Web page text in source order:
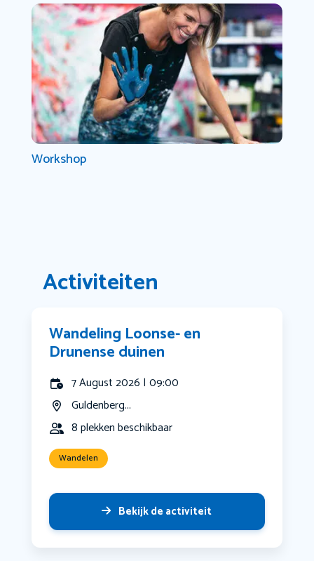
Workshop
Activiteiten
Wandeling Loonse- en
Drunense duinen
7 August 2026 | 09:00
Guldenberg...
8 plekken beschikbaar
Wandelen
Bekijk de activiteit